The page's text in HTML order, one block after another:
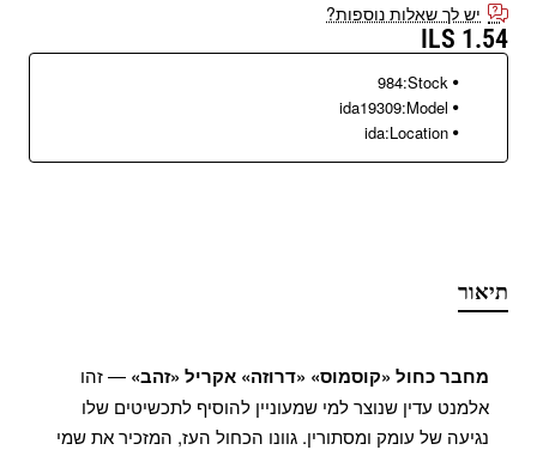
יש לך שאלות נוספות?
1.54 ILS
Stock:
984
Model:
ida19309
Location:
ida
תיאור
מחבר כחול «קוסמוס» «דרוזה» אקריל «זהב» — זהו
אלמנט עדין שנוצר למי שמעוניין להוסיף לתכשיטים שלו
נגיעה של עומק ומסתורין. גוונו הכחול העז, המזכיר את שמי